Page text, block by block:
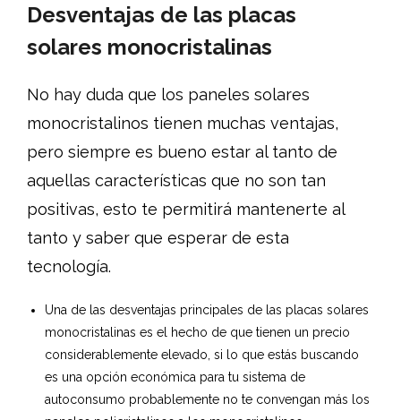
Desventajas de las placas
solares monocristalinas
No hay duda que los paneles solares
monocristalinos tienen muchas ventajas,
pero siempre es bueno estar al tanto de
aquellas características que no son tan
positivas, esto te permitirá mantenerte al
tanto y saber que esperar de esta
tecnología.
Una de las desventajas principales de las placas solares
monocristalinas es el hecho de que tienen un precio
considerablemente elevado, si lo que estás buscando
es una opción económica para tu sistema de
autoconsumo probablemente no te convengan más los